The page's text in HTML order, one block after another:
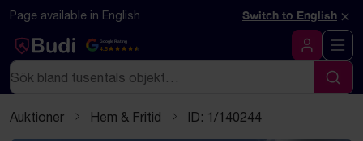
Hoppa till innehåll
Textbaserad (markdown) version av denna sida
Page available in English Switch to English ×
Google Rating
4.5
Logga in
Sök
Sök
Auktioner Hem & Fritid ID: 1/140244